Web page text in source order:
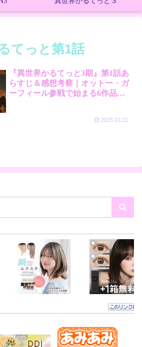
てっと第1話
『異世界かるてっと3期』第1話あ
らすじ＆感想考察｜オットー・ガ
ーフィール参戦で始まる6作品ク
2025.10.21